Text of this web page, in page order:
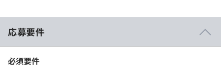
応募要件
必須要件